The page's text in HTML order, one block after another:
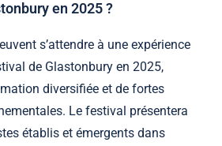
en 2025 ?
s’attendre à une expérience
de Glastonbury en 2025,
diversifiée et de fortes
Le festival présentera
établis et émergents dans